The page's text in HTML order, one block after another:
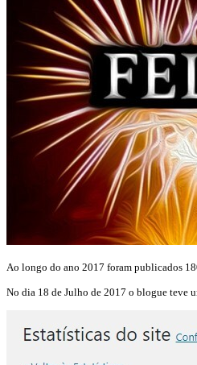
Ao longo do ano 2017 foram publicados
No dia 18 de Julho de 2017 o blogue teve